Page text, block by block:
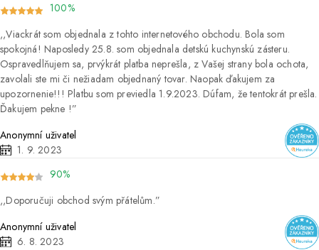
100%
Viackrát som objednala z tohto internetového obchodu. Bola som
spokojná! Naposledy 25.8. som objednala detskú kuchynskú zásteru.
Ospravedlňujem sa, prvýkrát platba neprešla, z Vašej strany bola ochota,
zavolali ste mi či nežiadam objednaný tovar. Naopak ďakujem za
upozornenie!!! Platbu som previedla 1.9.2023. Dúfam, že tentokrát prešla.
Ďakujem pekne !
Anonymní uživatel
1. 9. 2023
90%
Doporučuji obchod svým přátelům.
Anonymní uživatel
6. 8. 2023